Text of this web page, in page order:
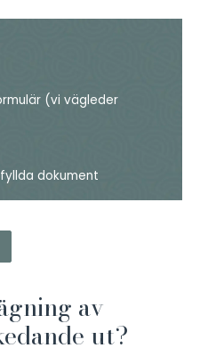
(vi vägleder
dokument
av
ut?